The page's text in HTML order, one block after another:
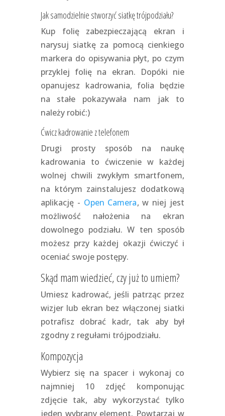
Jak samodzielnie stworzyć siatkę trójpodziału?
Kup folię zabezpieczającą ekran i
narysuj siatkę za pomocą cienkiego
markera do opisywania płyt, po czym
przyklej folię na ekran. Dopóki nie
opanujesz kadrowania, folia będzie
na stałe pokazywała nam jak to
należy robić:)
Ćwicz kadrowanie z telefonem
Drugi prosty sposób na naukę
kadrowania to ćwiczenie w każdej
wolnej chwili zwykłym smartfonem,
na którym zainstalujesz dodatkową
aplikację - Open Camera, w niej jest
możliwość nałożenia na ekran
dowolnego podziału. W ten sposób
możesz przy każdej okazji ćwiczyć i
oceniać swoje postępy.
Skąd mam wiedzieć, czy już to umiem?
Umiesz kadrować, jeśli patrząc przez
wizjer lub ekran bez włączonej siatki
potrafisz dobrać kadr, tak aby był
zgodny z regułami trójpodziału.
Kompozycja
Wybierz się na spacer i wykonaj co
najmniej 10 zdjęć komponując
zdjęcie tak, aby wykorzystać tylko
jeden wybrany element. Powtarzaj w